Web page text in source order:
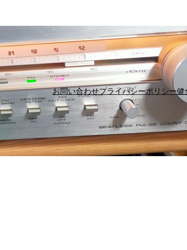
お問い合わせプライバシーポリシー健